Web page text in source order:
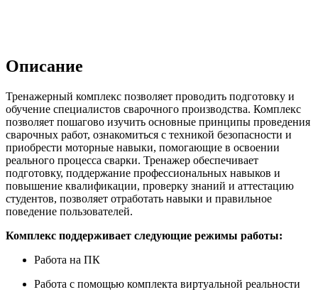
Описание
Тренажерный комплекс позволяет проводить подготовку и
обучение специалистов сварочного производства. Комплекс
позволяет пошагово изучить основные принципы проведения
сварочных работ, ознакомиться с техникой безопасности и
приобрести моторные навыки, помогающие в освоении
реального процесса сварки. Тренажер обеспечивает
подготовку, поддержание профессиональных навыков и
повышение квалификации, проверку знаний и аттестацию
студентов, позволяет отработать навыки и правильное
поведение пользователей.
Комплекс поддерживает следующие режимы работы:
Работа на ПК
Работа с помощью комплекта виртуальной реальности